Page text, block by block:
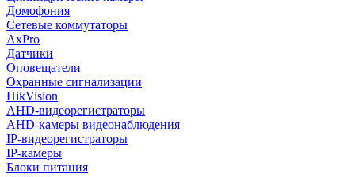
Домофония
Сетевые коммутаторы
AxPro
Датчики
Оповещатели
Охранные сигнализации
HikVision
AHD-видеорегистраторы
AHD-камеры видеонаблюдения
IP-видеорегистраторы
IP-камеры
Блоки питания